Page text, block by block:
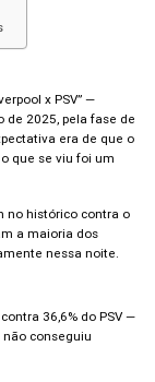
x PSV” —
2025, pela fase de
era de que o
que se viu foi um
no histórico contra o
a maioria dos
nessa noite.
36,6% do PSV —
não conseguiu